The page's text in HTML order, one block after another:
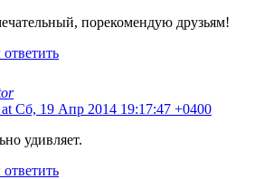
порекомендую друзьям!
at Сб, 19 Апр 2014 19:17:47 +0400
удивляет.